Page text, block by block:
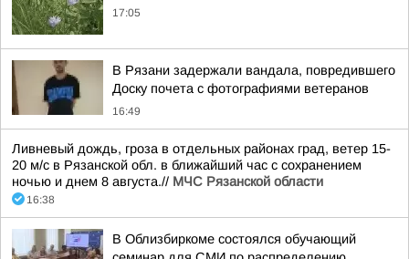
17:05
В Рязани задержали вандала, повредившего
Доску почета с фотографиями ветеранов
16:49
Ливневый дождь, гроза в отдельных районах град, ветер 15-
20 м/с в Рязанской обл. в ближайший час с сохранением
ночью и днем 8 августа.// МЧС Рязанской области
16:38
В Облизбиркоме состоялся обучающий